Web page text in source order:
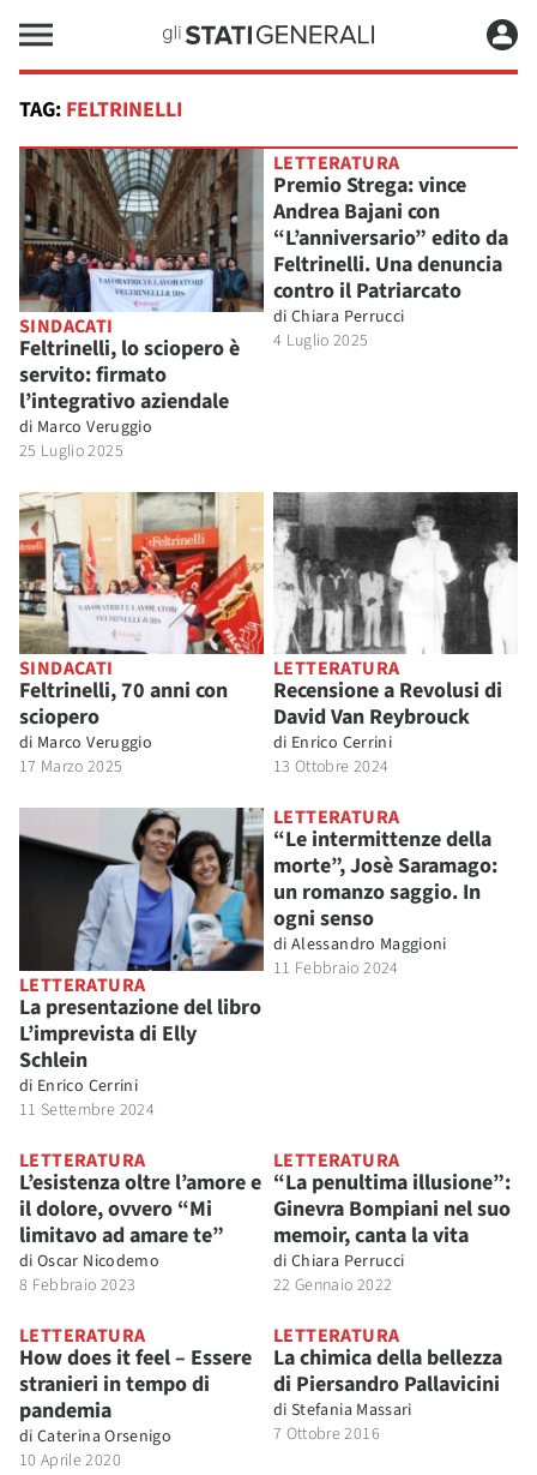
TAG: FELTRINELLI
SINDACATI
Feltrinelli, lo sciopero è
servito: firmato
l’integrativo aziendale
di Marco Veruggio
25 Luglio 2025
LETTERATURA
Premio Strega: vince
Andrea Bajani con
“L’anniversario” edito da
Feltrinelli. Una denuncia
contro il Patriarcato
di Chiara Perrucci
4 Luglio 2025
SINDACATI
Feltrinelli, 70 anni con
sciopero
di Marco Veruggio
17 Marzo 2025
LETTERATURA
Recensione a Revolusi di
David Van Reybrouck
di Enrico Cerrini
13 Ottobre 2024
LETTERATURA
La presentazione del libro
L’imprevista di Elly
Schlein
di Enrico Cerrini
11 Settembre 2024
LETTERATURA
“Le intermittenze della
morte”, Josè Saramago:
un romanzo saggio. In
ogni senso
di Alessandro Maggioni
11 Febbraio 2024
LETTERATURA
L’esistenza oltre l’amore e
il dolore, ovvero “Mi
limitavo ad amare te”
di Oscar Nicodemo
8 Febbraio 2023
LETTERATURA
“La penultima illusione”:
Ginevra Bompiani nel suo
memoir, canta la vita
di Chiara Perrucci
22 Gennaio 2022
LETTERATURA
How does it feel – Essere
stranieri in tempo di
pandemia
di Caterina Orsenigo
10 Aprile 2020
LETTERATURA
La chimica della bellezza
di Piersandro Pallavicini
di Stefania Massari
7 Ottobre 2016